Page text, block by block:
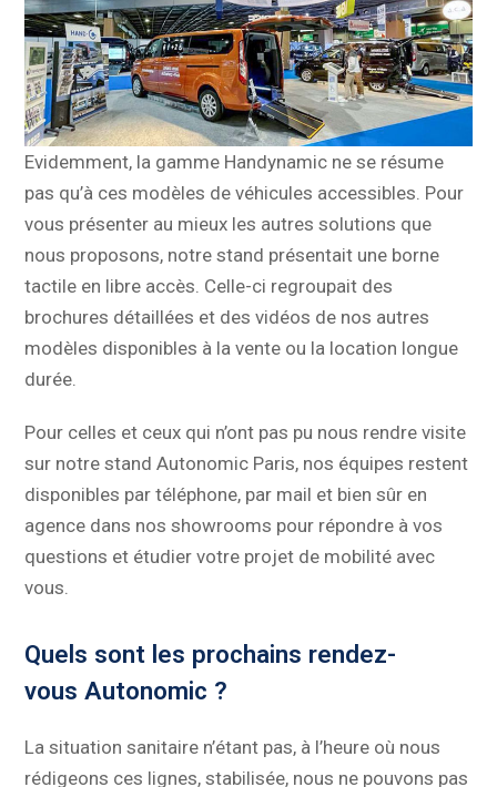
Evidemment, la gamme Handynamic ne se résume
pas qu’à ces modèles de véhicules accessibles. Pour
vous présenter au mieux les autres solutions que
nous proposons, notre stand présentait une borne
tactile en libre accès. Celle-ci regroupait des
brochures détaillées et des vidéos de nos autres
modèles disponibles à la vente ou la location longue
durée.
Pour celles et ceux qui n’ont pas pu nous rendre visite
sur notre stand Autonomic Paris, nos équipes restent
disponibles par téléphone, par mail et bien sûr en
agence dans nos showrooms pour répondre à vos
questions et étudier votre projet de mobilité avec
vous.
Quels sont les prochains rendez-
vous Autonomic ?
La situation sanitaire n’étant pas, à l’heure où nous
rédigeons ces lignes, stabilisée, nous ne pouvons pas